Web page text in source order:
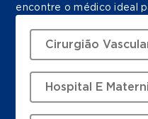
encontre o médico ideal